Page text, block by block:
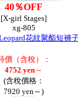
40％OFF
[X-girl Stages]
xg-805
花紋聚酯短褲
價（含稅）：
4752 yen～
(含稅價格：
7920 yen～)